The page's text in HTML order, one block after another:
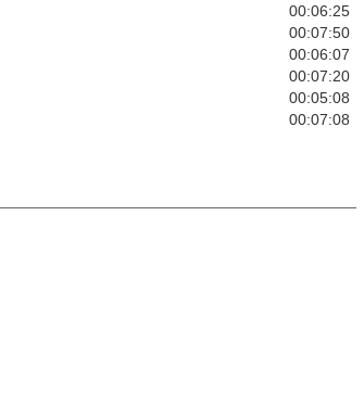
00:06:25
00:07:50
00:06:07
00:07:20
00:05:08
00:07:08